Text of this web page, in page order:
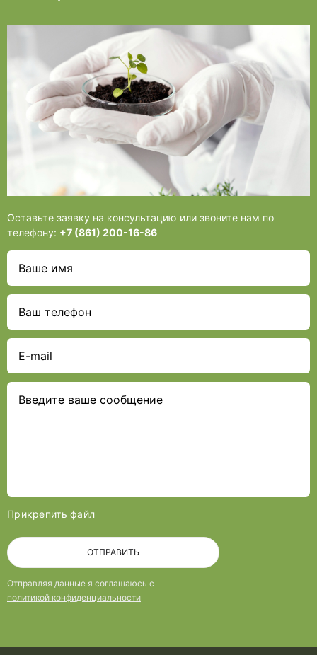
Оставьте заявку на консультацию или звоните нам по
телефону: +7 (861) 200-16-86
Прикрепить файл
ОТПРАВИТЬ
Отправляя данные я соглашаюсь с
политикой конфиденциальности